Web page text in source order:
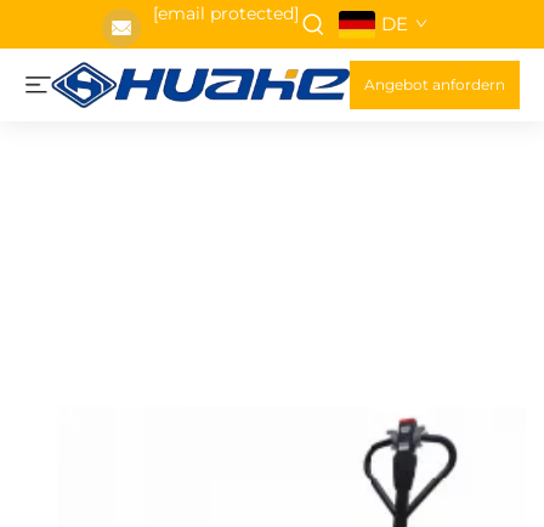
[email protected] DE
Angebot anfordern